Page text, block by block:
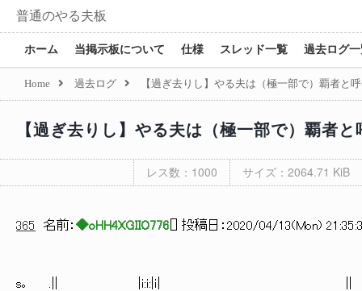
普通のやる夫板
ホーム 当掲示板について 仕様 スレッド一覧 過去ログ
Home 過去ログ 【過ぎ去りし】やる夫は（極一部で）覇者
【過ぎ去りし】やる夫は（極一部で）覇者
レス数：1000 サイズ：2064.71 KiB
365 名前： ◆oHH4XGIIO776 ] 投稿日： 2020/04/13(Mon)
s｡ .|| |i:i:|ｉ| ||